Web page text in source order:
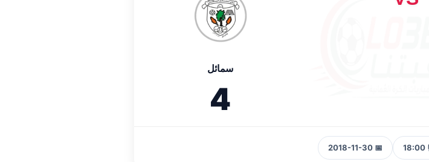
سمائل
4
📅 2018-11-30